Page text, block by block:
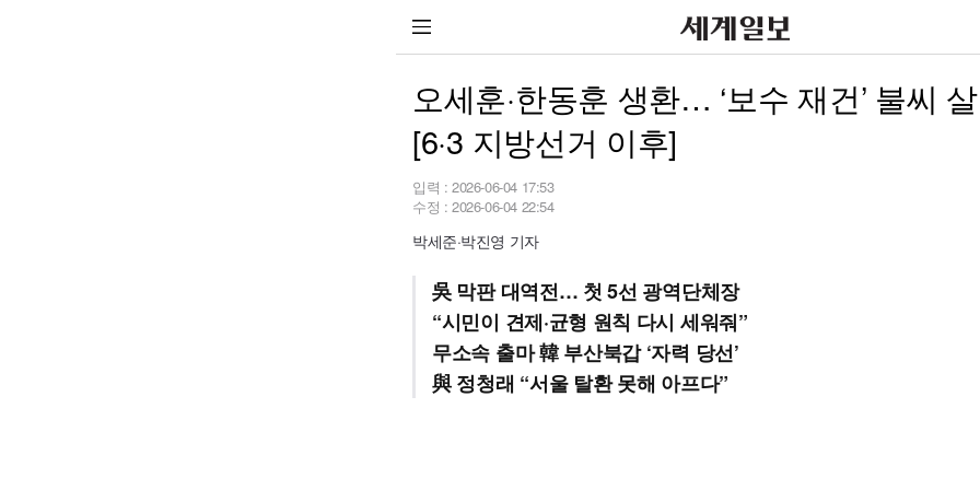
오세훈·한동훈 생환… ‘보수 재건’ 불씨
[6·3 지방선거 이후]
입력 : 2026-06-04 17:53
수정 : 2026-06-04 22:54
박세준·박진영 기자
吳 막판 대역전… 첫 5선 광역단체장
“시민이 견제·균형 원칙 다시 세워줘”
무소속 출마 韓 부산북갑 ‘자력 당선’
與 정청래 “서울 탈환 못해 아프다”